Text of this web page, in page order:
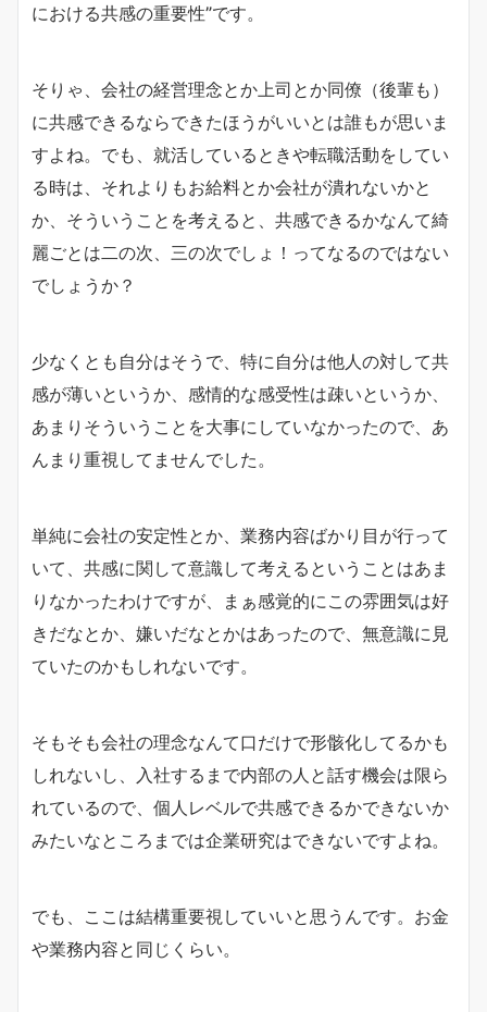
における共感の重要性”です。
そりゃ、会社の経営理念とか上司とか同僚（後輩も）
に共感できるならできたほうがいいとは誰もが思いま
すよね。でも、就活しているときや転職活動をしてい
る時は、それよりもお給料とか会社が潰れないかと
か、そういうことを考えると、共感できるかなんて綺
麗ごとは二の次、三の次でしょ！ってなるのではない
でしょうか？
少なくとも自分はそうで、特に自分は他人の対して共
感が薄いというか、感情的な感受性は疎いというか、
あまりそういうことを大事にしていなかったので、あ
んまり重視してませんでした。
単純に会社の安定性とか、業務内容ばかり目が行って
いて、共感に関して意識して考えるということはあま
りなかったわけですが、まぁ感覚的にこの雰囲気は好
きだなとか、嫌いだなとかはあったので、無意識に見
ていたのかもしれないです。
そもそも会社の理念なんて口だけで形骸化してるかも
しれないし、入社するまで内部の人と話す機会は限ら
れているので、個人レベルで共感できるかできないか
みたいなところまでは企業研究はできないですよね。
でも、ここは結構重要視していいと思うんです。お金
や業務内容と同じくらい。